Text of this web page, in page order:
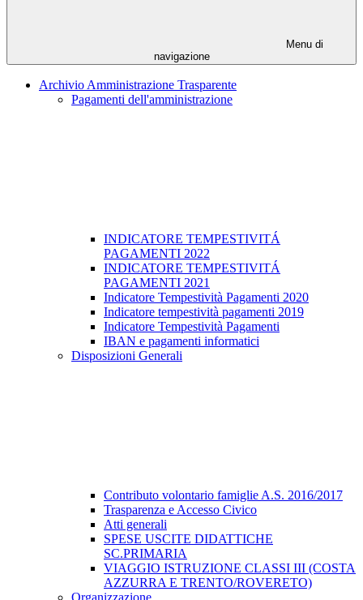
Menu di
navigazione
Archivio Amministrazione Trasparente
Pagamenti dell'amministrazione
INDICATORE TEMPESTIVITÁ
PAGAMENTI 2022
INDICATORE TEMPESTIVITÁ
PAGAMENTI 2021
Indicatore Tempestività Pagamenti 2020
Indicatore tempestività pagamenti 2019
Indicatore Tempestività Pagamenti
IBAN e pagamenti informatici
Disposizioni Generali
Contributo volontario famiglie A.S. 2016/2017
Trasparenza e Accesso Civico
Atti generali
SPESE USCITE DIDATTICHE
SC.PRIMARIA
VIAGGIO ISTRUZIONE CLASSI III (COSTA
AZZURRA E TRENTO/ROVERETO)